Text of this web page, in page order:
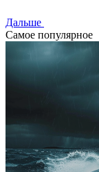
Дальше
Самое популярное